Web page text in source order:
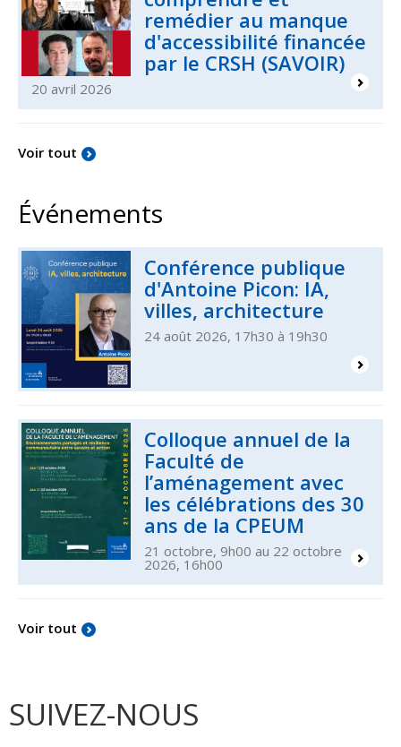
remédier au manque
d'accessibilité financée
par le CRSH (SAVOIR)
20 avril 2026
Voir tout
Événements
Conférence publique
d'Antoine Picon: IA,
villes, architecture
24 août 2026, 17h30 à 19h30
Colloque annuel de la
Faculté de
l’aménagement avec
les célébrations des 30
ans de la CPEUM
21 octobre, 9h00 au 22 octobre
2026, 16h00
Voir tout
SUIVEZ-NOUS